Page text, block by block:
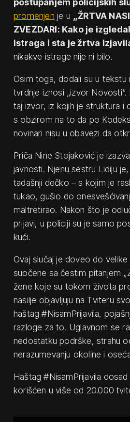
postupanjem policijskih
promenjen je u „ŽRTVA
ZVEZDARI: Kako je
istraga i sta je žrtva
nikakve istrage nije ni bilo.
Osim toga, dodali su u tekstu
tvrdnje iznosi „izvor
taj izvor, iz kojih je struktura i
s obzirom na to da po
novinari nisu u obavezi da
Priča Nine Stojaković je
javnosti. Njenu sestru Lidiju
tadašnji dečko – s kojim je
tukao, gušio do
maltretirao. Nakon što je
prijavi, u policiji su je samo
kući.
Ovaj slučaj je doveo do
suočene sa čestim pitanjem
žene koje su tokom života
nasilje objavljuju na Tviteru
haštag #NisamPrijavila,
razloge za to. Uglavnom se
nedostatku podrške, strahu
nerazumevanju okoline i
Haštag #NisamPrijavila
korišćen u više od 20.000